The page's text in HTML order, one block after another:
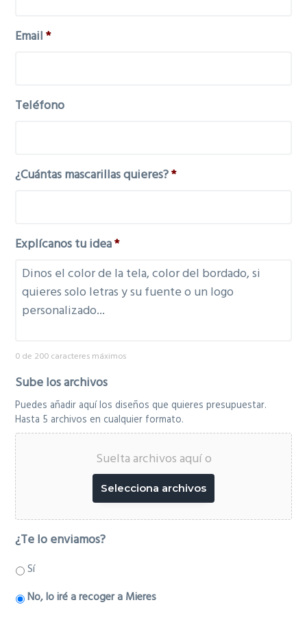
Email*
Teléfono
¿Cuántas mascarillas quieres?*
Explícanos tu idea*
0 de 200 caracteres máximos
Sube los archivos
Puedes añadir aquí los diseños que quieres presupuestar.
Hasta 5 archivos en cualquier formato.
Suelta archivos aquí o
¿Te lo enviamos?
Sí
No, lo iré a recoger a Mieres